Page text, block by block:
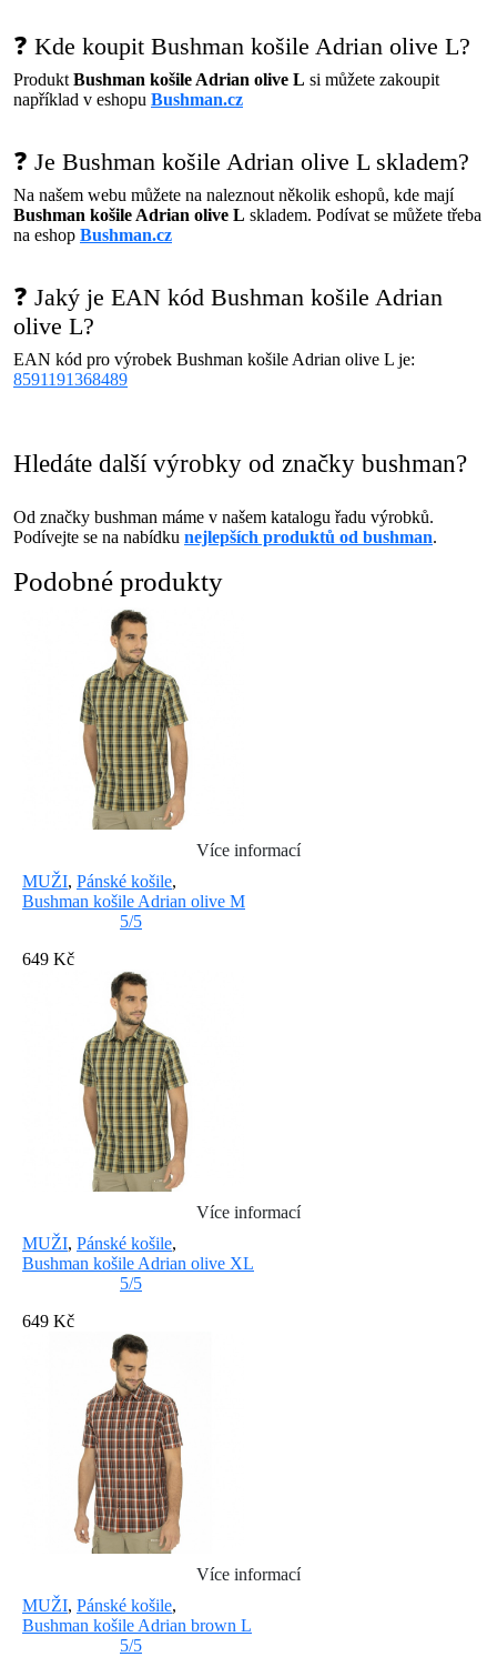
❓ Kde koupit Bushman košile Adrian olive L?
Produkt Bushman košile Adrian olive L si můžete zakoupit
například v eshopu Bushman.cz
❓ Je Bushman košile Adrian olive L skladem?
Na našem webu můžete na naleznout několik eshopů, kde mají
Bushman košile Adrian olive L skladem. Podívat se můžete třeba
na eshop Bushman.cz
❓ Jaký je EAN kód Bushman košile Adrian
olive L?
EAN kód pro výrobek Bushman košile Adrian olive L je:
8591191368489
Hledáte další výrobky od značky bushman?
Od značky bushman máme v našem katalogu řadu výrobků.
Podívejte se na nabídku nejlepších produktů od bushman.
Podobné produkty
Více informací
MUŽI, Pánské košile,
Bushman košile Adrian olive M
5/5
649 Kč
Více informací
MUŽI, Pánské košile,
Bushman košile Adrian olive XL
5/5
649 Kč
Více informací
MUŽI, Pánské košile,
Bushman košile Adrian brown L
5/5